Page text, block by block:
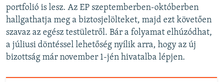
portfolió is lesz. Az EP szeptemberben-októberben
hallgathatja meg a biztosjelölteket, majd ezt követően
szavaz az egész testületről. Bár a folyamat elhúzódhat,
a júliusi döntéssel lehetőség nyílik arra, hogy az új
bizottság már november 1-jén hivatalba lépjen.